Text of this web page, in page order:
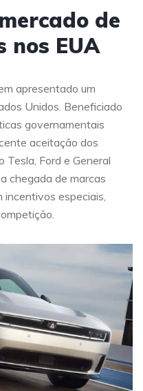
de
nos EUA
apresentado um
Unidos. Beneficiado
governamentais
aceitação dos
Tesla, Ford e General
chegada de marcas
incentivos especiais,